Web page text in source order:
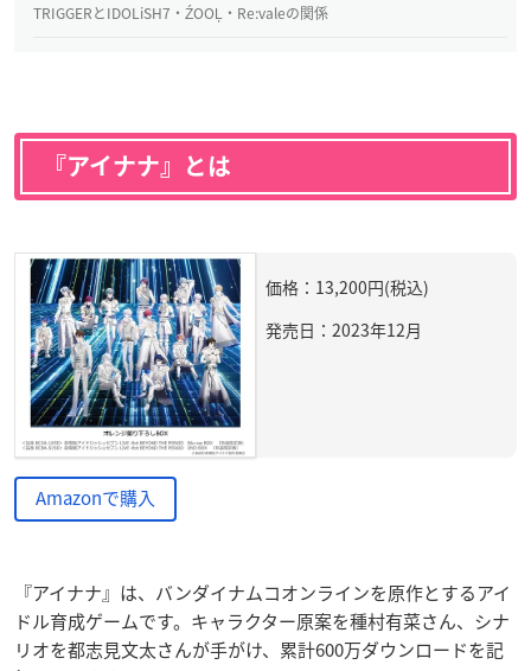
TRIGGERとIDOLiSH7・ŹOOĻ・Re:valeの関係
『アイナナ』とは
価格：13,200円(税込)
発売日：2023年12月
Amazonで購入
『アイナナ』は、バンダイナムコオンラインを原作とするアイ
ドル育成ゲームです。キャラクター原案を種村有菜さん、シナ
リオを都志見文太さんが手がけ、累計600万ダウンロードを記